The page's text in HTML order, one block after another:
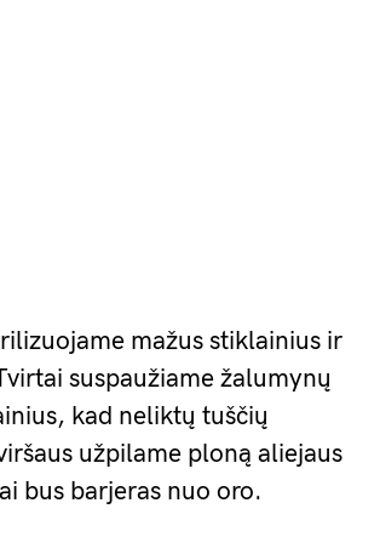
mažus stiklainius ir
suspaužiame žalumynų
kad neliktų tuščių
užpilame ploną aliejaus
bus barjeras nuo oro.